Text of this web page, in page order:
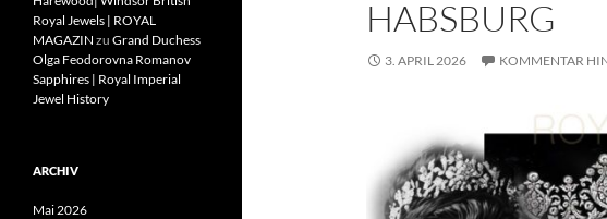
HABSBURG
3. APRIL 2026 KOMMENTAR
Royal Jewels | ROYAL
MAGAZIN zu Grand Duchess
Olga Feodorovna Romanov
Sapphires | Royal Imperial
Jewel History
ARCHIV
Mai 2026